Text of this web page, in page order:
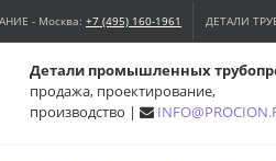
- Москва: +7 (495) 160-1961 ДЕТАЛИ
Детали промышленных
продажа, проектирование,
производство |